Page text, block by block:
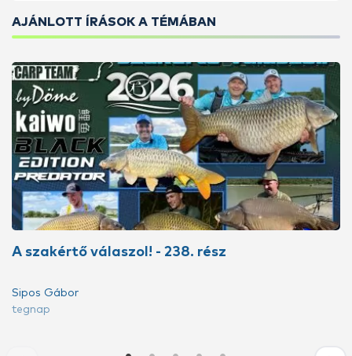
AJÁNLOTT ÍRÁSOK A TÉMÁBAN
A szakértő válaszol! - 238. rész
Sipos Gábor
tegnap